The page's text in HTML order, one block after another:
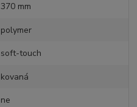
370 mm
polymer
soft-touch
kovaná
ne